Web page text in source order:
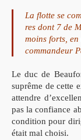
La flotte se
res dont 7 de
moins forts,
commandeur
Le duc de
suprême de cette
attendre
pas la confiance
condition pour
était mal choisi.